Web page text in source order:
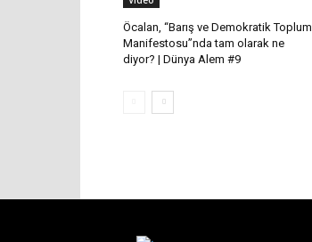
Öcalan, “Barış ve Demokratik Toplum
Manifestosu”nda tam olarak ne
diyor? | Dünya Alem #9